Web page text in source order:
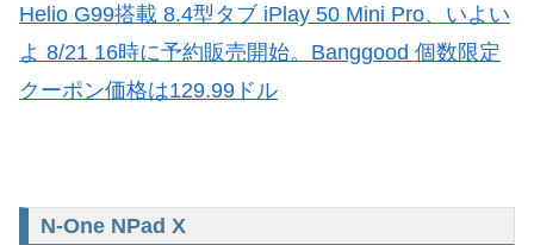
Helio G99搭載 8.4型タブ iPlay 50 Mini Pro、いよい
よ 8/21 16時に予約販売開始。Banggood 個数限定
クーポン価格は129.99ドル
N-One NPad X